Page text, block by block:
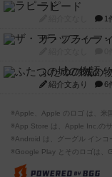
ラピード
1
ザ・フラッフ
ふたつの城の
紹介文あり 6
※Apple、Apple のロゴ は、米
※App Store は、Apple Inc.のサ
※Android は、グーグル インコ
※Google Play とそのロゴは、